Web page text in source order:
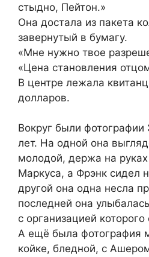
стыдно, Пейтон.»
Она достала из пакета
завернутый в бумагу.
«Мне нужно твое
«Цена становления
В центре лежала
долларов.
Вокруг были
лет. На одной она
молодой, держа на
Маркуса, а Фрэнк сидел
другой она одна несла
последней она
с организацией
А ещё была фотография
койке, бледной, с